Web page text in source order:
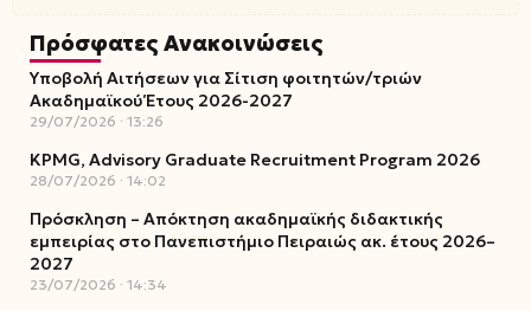
Πρόσφατες Ανακοινώσεις
Υποβολή Αιτήσεων για Σίτιση φοιτητών/τριών
Ακαδημαϊκού Έτους 2026-2027
29/07/2026 13:26
KPMG, Advisory Graduate Recruitment Program 2026
28/07/2026 14:02
Πρόσκληση – Απόκτηση ακαδημαϊκής διδακτικής
εμπειρίας στο Πανεπιστήμιο Πειραιώς ακ. έτους 2026–
2027
23/07/2026 14:34